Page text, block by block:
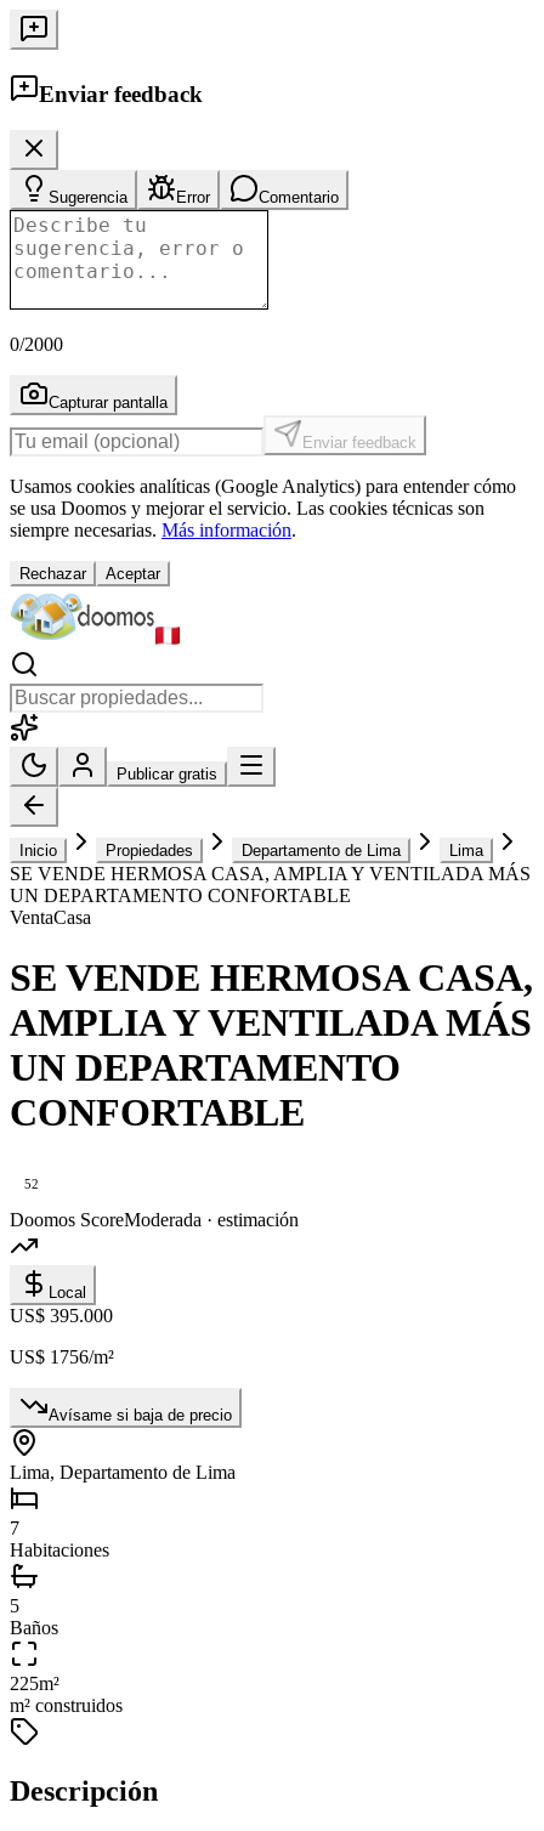
Enviar feedback
Sugerencia Error Comentario
0/2000
Capturar pantalla
Enviar feedback
Usamos cookies analíticas (Google Analytics) para entender cómo
se usa Doomos y mejorar el servicio. Las cookies técnicas son
siempre necesarias. Más información.
Rechazar Aceptar
Publicar gratis
Inicio Propiedades Departamento de Lima Lima
SE VENDE HERMOSA CASA, AMPLIA Y VENTILADA MÁS
UN DEPARTAMENTO CONFORTABLE
VentaCasa
SE VENDE HERMOSA CASA,
AMPLIA Y VENTILADA MÁS
UN DEPARTAMENTO
CONFORTABLE
52
Doomos ScoreModerada · estimación
Local
US$ 395.000
US$ 1756/m²
Avísame si baja de precio
Lima, Departamento de Lima
7
Habitaciones
5
Baños
225m²
m² construidos
Descripción